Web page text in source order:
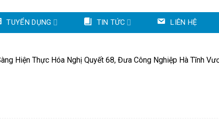
TUYỂN DỤNG TIN TỨC LIÊN HỆ
Hiện Thực Hóa Nghị Quyết 68, Đưa Công Nghiệp Hà Tĩnh